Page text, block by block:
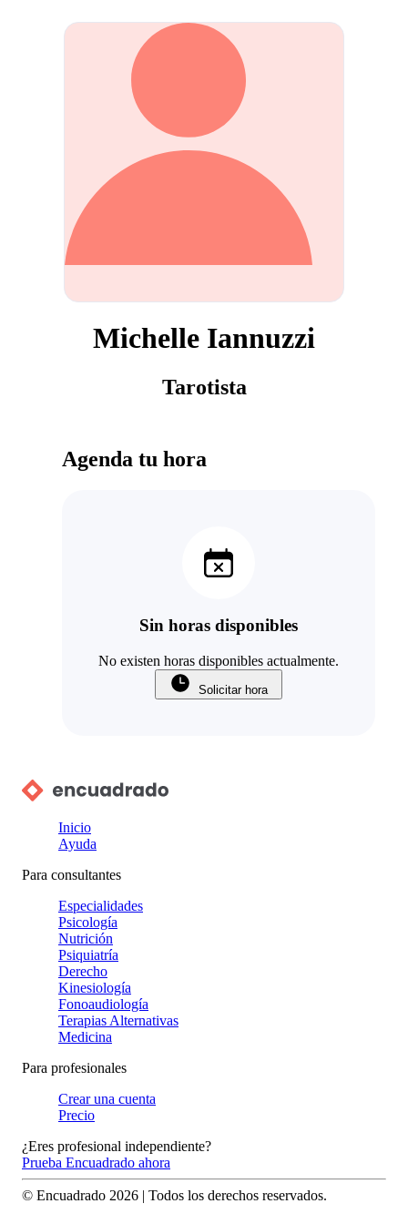
Michelle Iannuzzi
Tarotista
Agenda tu hora
Sin horas disponibles
No existen horas disponibles actualmente.
Solicitar hora
Inicio
Ayuda
Para consultantes
Especialidades
Psicología
Nutrición
Psiquiatría
Derecho
Kinesiología
Fonoaudiología
Terapias Alternativas
Medicina
Para profesionales
Crear una cuenta
Precio
¿Eres profesional independiente?
Prueba Encuadrado ahora
© Encuadrado 2026 | Todos los derechos reservados.